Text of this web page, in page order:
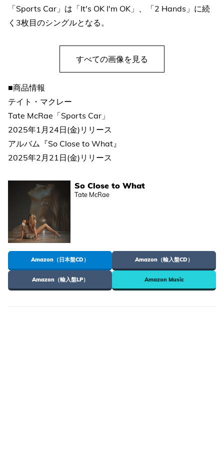
「Sports Car」は「It's OK I'm OK」、「2 Hands」に続
く3枚目のシングルとなる。
すべての画像を見る
■商品情報
テイト・マクレー
Tate McRae「Sports Car」
2025年1月24日(金)リリース
アルバム『So Close to What』
2025年2月21日(金)リリース
So Close to What
Tate McRae
Amazon（日本盤CD） Amazon（輸入盤CD）
Amazon（輸入盤LP） Amazon Music